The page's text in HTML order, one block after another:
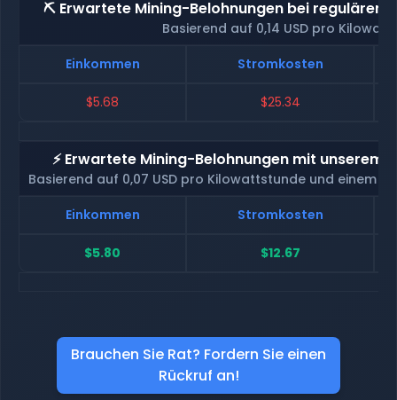
⛏️ Erwartete Mining-Belohnungen bei
Basierend auf 0,14 USD pro
Einkommen
Stromkosten
$5.68 $25.34
⚡ Erwartete Mining-Belohnungen mit unserem
Basierend auf 0,07 USD pro Kilowattstunde und einem
Einkommen
Stromkosten
$5.80 $12.67
Brauchen Sie Rat? Fordern Sie einen
Rückruf an!